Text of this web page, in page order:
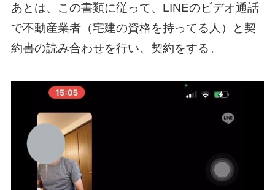
あとは、この書類に従って、LINEのビデオ通話
で不動産業者（宅建の資格を持ってる人）と契
約書の読み合わせを行い、契約をする。